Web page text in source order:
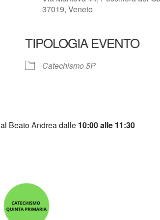
iCalendar
37019, Veneto
TIPOLOGIA EVENTO
Catechismo 5P
al Beato Andrea dalle 10:00 alle 11:30